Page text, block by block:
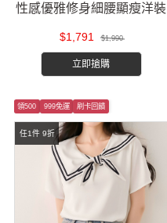
性感優雅修身細腰顯瘦洋裝
$1,791 $1,990
立即搶購
任1件 9折
領500 999免運 刷卡回饋